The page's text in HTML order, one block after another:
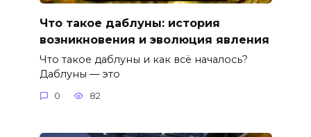
Что такое даблуны: история
возникновения и эволюция явления
Что такое даблуны и как всё началось?
Даблуны — это
0 82